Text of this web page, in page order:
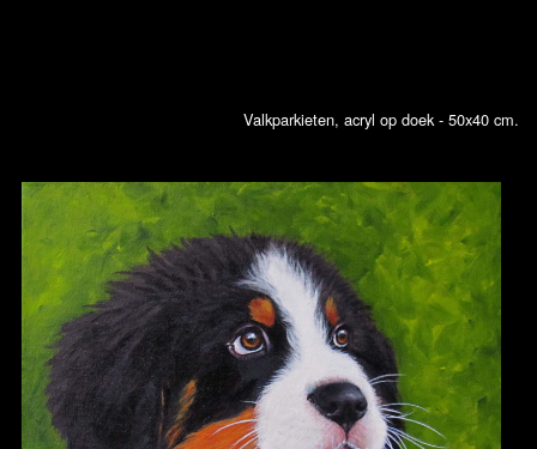
Valkparkieten, acryl op doek - 50x40 cm.